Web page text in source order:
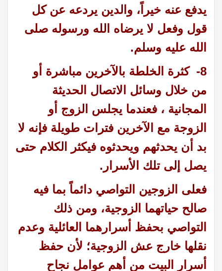
يدفع عنه خيراً، والدين يردعه عن كل
قول وفعل لا يرضاه الله ورسوله صلى
الله عليه وسلم.
8- كثرة الخلطة بالآخرين مباشرة أو
من خلال وسائل الاتصال الحديثة
المجانية ، فعندما يجلس الزوج أو
الزوجة مع الآخرين فترات طويلة فإنه لا
بد أن يحدثهم ويحدثوه فيكثر الكلام حتى
يصل إلى تلك الأسرار .
فعلى الزوجين التواصي دائماً بما فيه
صالح حياتهما الزوجية، ومن ذلك
التواصي بحفظ أسرارهما العائلية وعدم
نقلها خارج عش الزوجية؛ لأن حفظ
أسرار البيت من أهم عوامل نجاح